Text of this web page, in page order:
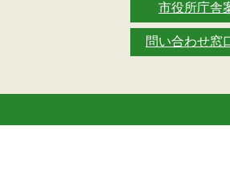
市役所庁舎
問い合わせ窓